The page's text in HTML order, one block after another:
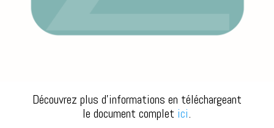
Découvrez plus d’informations en téléchargeant
le document complet ici.